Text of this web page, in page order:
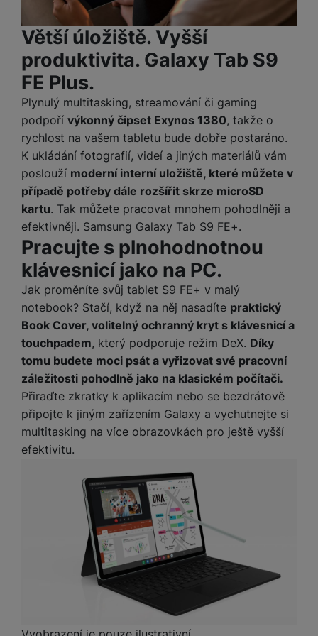
e
H
r
ní
m
ši
H
e
r
a
p
o
č
ít
a
č
o
v
é
s
o
l
H
e
k
l
R
á
e
č
k
y
p
F
r
a
m
e
T
V
A
d
i
o
-
v
i
d
o
b
e
w
e
b
a
n
k
y
o
d
v
ě
a
ví
c
e
z
a
z
e
ní
P
o
e
a
n
k
s
r
y
o
M
ic
r
S
D
X
m
é
di
J
e
n
o
r
á
z
o
v
é
b
a
t
e
P
ří
sl
u
e
Větší úložiště. Vyšší
produktivita. Galaxy Tab S9
FE Plus.
Plynulý multitasking, streamování či gaming
podpoří výkonný čipset Exynos 1380, takže o
rychlost na vašem tabletu bude dobře postaráno.
K ukládání fotografií, videí a jiných materiálů vám
poslouží moderní interní uložiště, které můžete v
případě potřeby dále rozšířit skrze microSD
kartu. Tak můžete pracovat mnohem pohodlněji a
efektivněji. Samsung Galaxy Tab S9 FE+.
Pracujte s plnohodnotnou
klávesnicí jako na PC.
Jak proměníte svůj tablet S9 FE+ v malý
notebook? Stačí, když na něj nasadíte praktický
Book Cover, volitelný ochranný kryt s klávesnicí a
touchpadem, který podporuje režim DeX. Díky
tomu budete moci psát a vyřizovat své pracovní
záležitosti pohodlně jako na klasickém počítači.
Přiraďte zkratky k aplikacím nebo se bezdrátově
připojte k jiným zařízením Galaxy a vychutnejte si
multitasking na více obrazovkách pro ještě vyšší
efektivitu.